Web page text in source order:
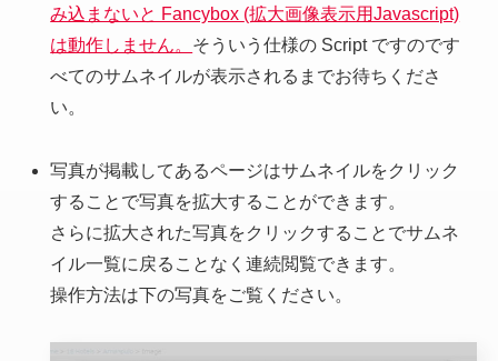
み込まないと Fancybox (拡大画像表示用Javascript)
は動作しません。 そういう仕様の Script ですのです
べてのサムネイルが表示されるまでお待ちくださ
い。
写真が掲載してあるページはサムネイルをクリック
することで写真を拡大することができます。
さらに拡大された写真をクリックすることでサムネ
イル一覧に戻ることなく連続閲覧できます。
操作方法は下の写真をご覧ください。